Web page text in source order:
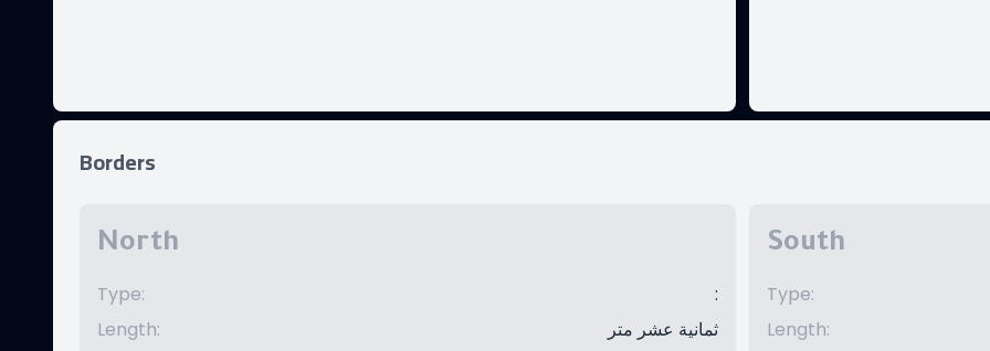
Borders
North
Type:
:
Length:
ثمانية عشر متر
South
Type:
Length: